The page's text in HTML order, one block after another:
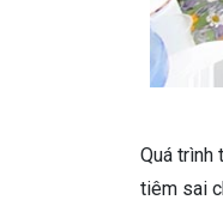
Quá trình
tiêm sai